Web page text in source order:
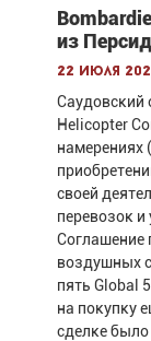
из
22 июля
Саудовский
Helicopter
намерениях
своей
перевозок
Соглашение
воздушных
пять Global
на покупку
сделке